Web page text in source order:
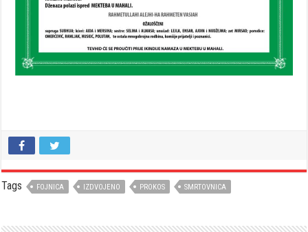
Tags FOJNICA IZDVOJENO PROKOS SMRTOVNICA